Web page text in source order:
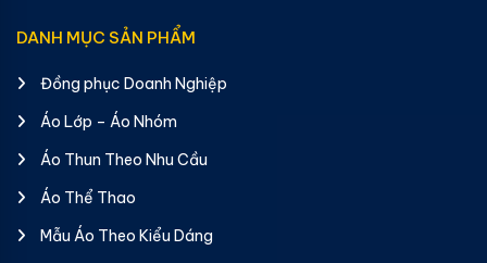
DANH MỤC SẢN PHẨM
Đồng phục Doanh Nghiệp
Áo Lớp – Áo Nhóm
Áo Thun Theo Nhu Cầu
Áo Thể Thao
Mẫu Áo Theo Kiểu Dáng